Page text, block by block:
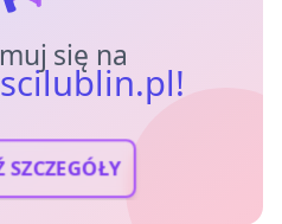
się na
SZCZEGÓŁY